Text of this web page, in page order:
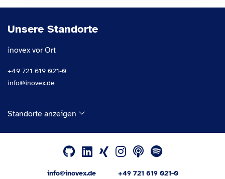
Unsere Standorte
inovex vor Ort
+49 721 619 021-0
info@inovex.de
Standorte anzeigen
info@inovex.de +49 721 619 021-0